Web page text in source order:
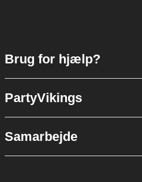
Brug for hjælp?
PartyVikings
Samarbejde